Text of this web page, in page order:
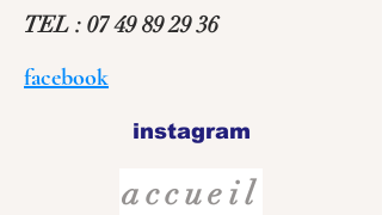
facebook
TEL : 07 49 89 29 36
instagram
accueil